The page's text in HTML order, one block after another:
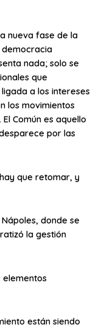
nueva fase de la
democracia
nada; solo se
que
a los intereses
los movimientos
Común es aquello
por las
que retomar, y
donde se
la gestión
elementos
están siendo